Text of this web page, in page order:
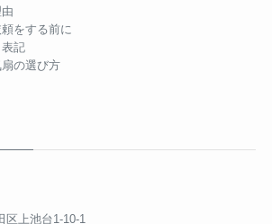
をする前に
記
の選び方
区上池台1-10-1